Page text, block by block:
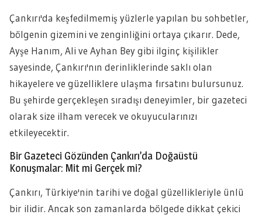
Çankırı'da keşfedilmemiş yüzlerle yapılan bu sohbetler,
bölgenin gizemini ve zenginliğini ortaya çıkarır. Dede,
Ayşe Hanım, Ali ve Ayhan Bey gibi ilginç kişilikler
sayesinde, Çankırı'nın derinliklerinde saklı olan
hikayelere ve güzelliklere ulaşma fırsatını bulursunuz.
Bu şehirde gerçekleşen sıradışı deneyimler, bir gazeteci
olarak size ilham verecek ve okuyucularınızı
etkileyecektir.
Bir Gazeteci Gözünden Çankırı’da Doğaüstü
Konuşmalar: Mit mi Gerçek mi?
Çankırı, Türkiye'nin tarihi ve doğal güzellikleriyle ünlü
bir ilidir. Ancak son zamanlarda bölgede dikkat çekici